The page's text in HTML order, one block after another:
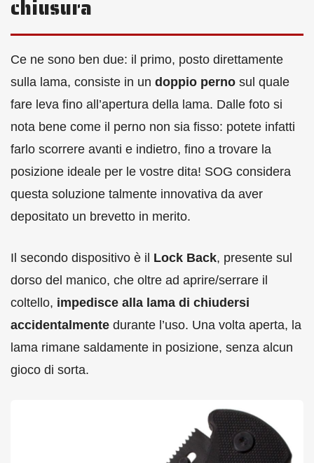
chiusura
Ce ne sono ben due: il primo, posto direttamente
sulla lama, consiste in un doppio perno sul quale
fare leva fino all’apertura della lama. Dalle foto si
nota bene come il perno non sia fisso: potete infatti
farlo scorrere avanti e indietro, fino a trovare la
posizione ideale per le vostre dita! SOG considera
questa soluzione talmente innovativa da aver
depositato un brevetto in merito.
Il secondo dispositivo è il Lock Back, presente sul
dorso del manico, che oltre ad aprire/serrare il
coltello, impedisce alla lama di chiudersi
accidentalmente durante l’uso. Una volta aperta, la
lama rimane saldamente in posizione, senza alcun
gioco di sorta.